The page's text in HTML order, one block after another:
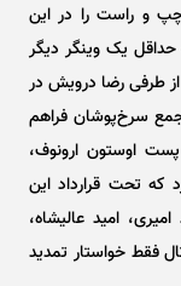
و راست را در این
حداقل یک وینگر دیگر
طرفی رضا درویش در
سرخ‌پوشان فراهم
اوستون ارونوف،
که تحت قرارداد این
امید عالیشاه،
فقط خواستار تمدید